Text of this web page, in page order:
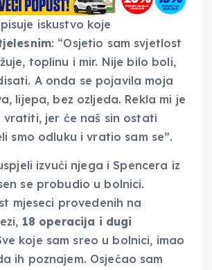
iskustvo koje
: “Osjetio sam svjetlost
toplinu i mir. Nije bilo boli,
A onda se pojavila moja
lijepa, bez ozljeda. Rekla mi je
vratiti, jer će naš sin ostati
smo odluku i vratio sam se”.
izvući njega i Spencera iz
se probudio u bolnici.
mjeseci provedenih na
18 operacija i dugi
koje sam sreo u bolnici, imao
ih poznajem. Osjećao sam